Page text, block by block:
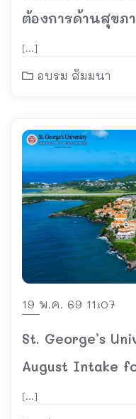
ต้องการด้านสุขภ
[…]
อบรม สัมมนา
19 พ.ค. 69 11:07
St. George’s
August Intake
[…]